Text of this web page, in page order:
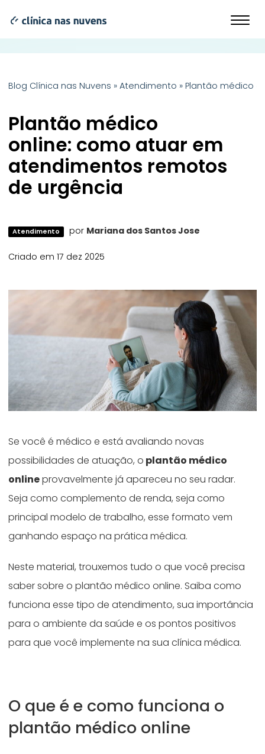
Blog Clínica nas Nuvens »Atendimento » Plantão médico
Plantão médico
online: como atuar em
atendimentos remotos
de urgência
Atendimento por Mariana dos Santos Jose
Criado em 17 dez 2025
Se você é médico e está avaliando novas
possibilidades de atuação, o plantão médico
onlineprovavelmente já apareceu no seu radar.
Seja como complemento de renda, seja como
principal modelo de trabalho, esse formato vem
ganhando espaço na prática médica.
Neste material, trouxemos tudo o que você precisa
saber sobre o plantão médico online. Saiba como
funciona esse tipo de atendimento, sua importância
para o ambiente da saúde e os pontos positivos
para que você implemente na sua clínica médica.
O que é e como funciona o
plantão médico online